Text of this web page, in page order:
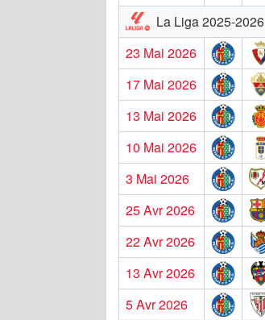
La Liga 2025-2026
23 Mai 2026
17 Mai 2026
13 Mai 2026
10 Mai 2026
3 Mai 2026
25 Avr 2026
22 Avr 2026
13 Avr 2026
5 Avr 2026